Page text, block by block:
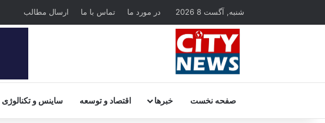
شنبه, آگست 8 2026 در مورد ما تماس با ما ارسال مطالب
صفحه نخست خبرها اقتصاد و توسعه ساینس و تکنالوژی